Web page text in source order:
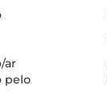
ar
pelo